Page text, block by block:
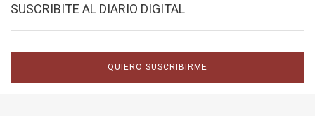
SUSCRIBITE AL DIARIO DIGITAL
QUIERO SUSCRIBIRME